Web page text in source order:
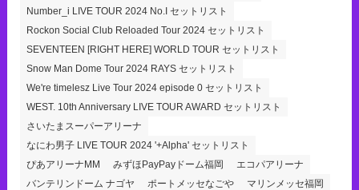
Number_i LIVE TOUR 2024 No.I セットリスト
Rockon Social Club Reloaded Tour 2024 セットリスト
SEVENTEEN [RIGHT HERE] WORLD TOUR セットリスト
Snow Man Dome Tour 2024 RAYS セットリスト
We're timelesz Live Tour 2024 episode 0 セットリスト
WEST. 10th Anniversary LIVE TOUR AWARD セットリスト
さいたまスーパーアリーナ
なにわ男子 LIVE TOUR 2024 '+Alpha' セットリスト
ぴあアリーナMM
みずほPayPayドーム福岡
エコパアリーナ
バンテリンドーム ナゴヤ
ポートメッセなごや
マリンメッセ福岡